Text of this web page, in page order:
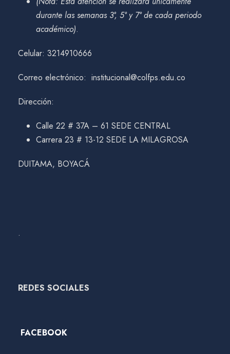
durante las semanas 3°, 5° y 7° de cada periodo
académico).
Celular: 3214910666
Correo electrónico: institucional@colfps.edu.co
Dirección:
Calle 22 # 37A – 61 SEDE CENTRAL
Carrera 23 # 13-12 SEDE LA MILAGROSA
DUITAMA, BOYACÁ
.
REDES SOCIALES
FACEBOOK